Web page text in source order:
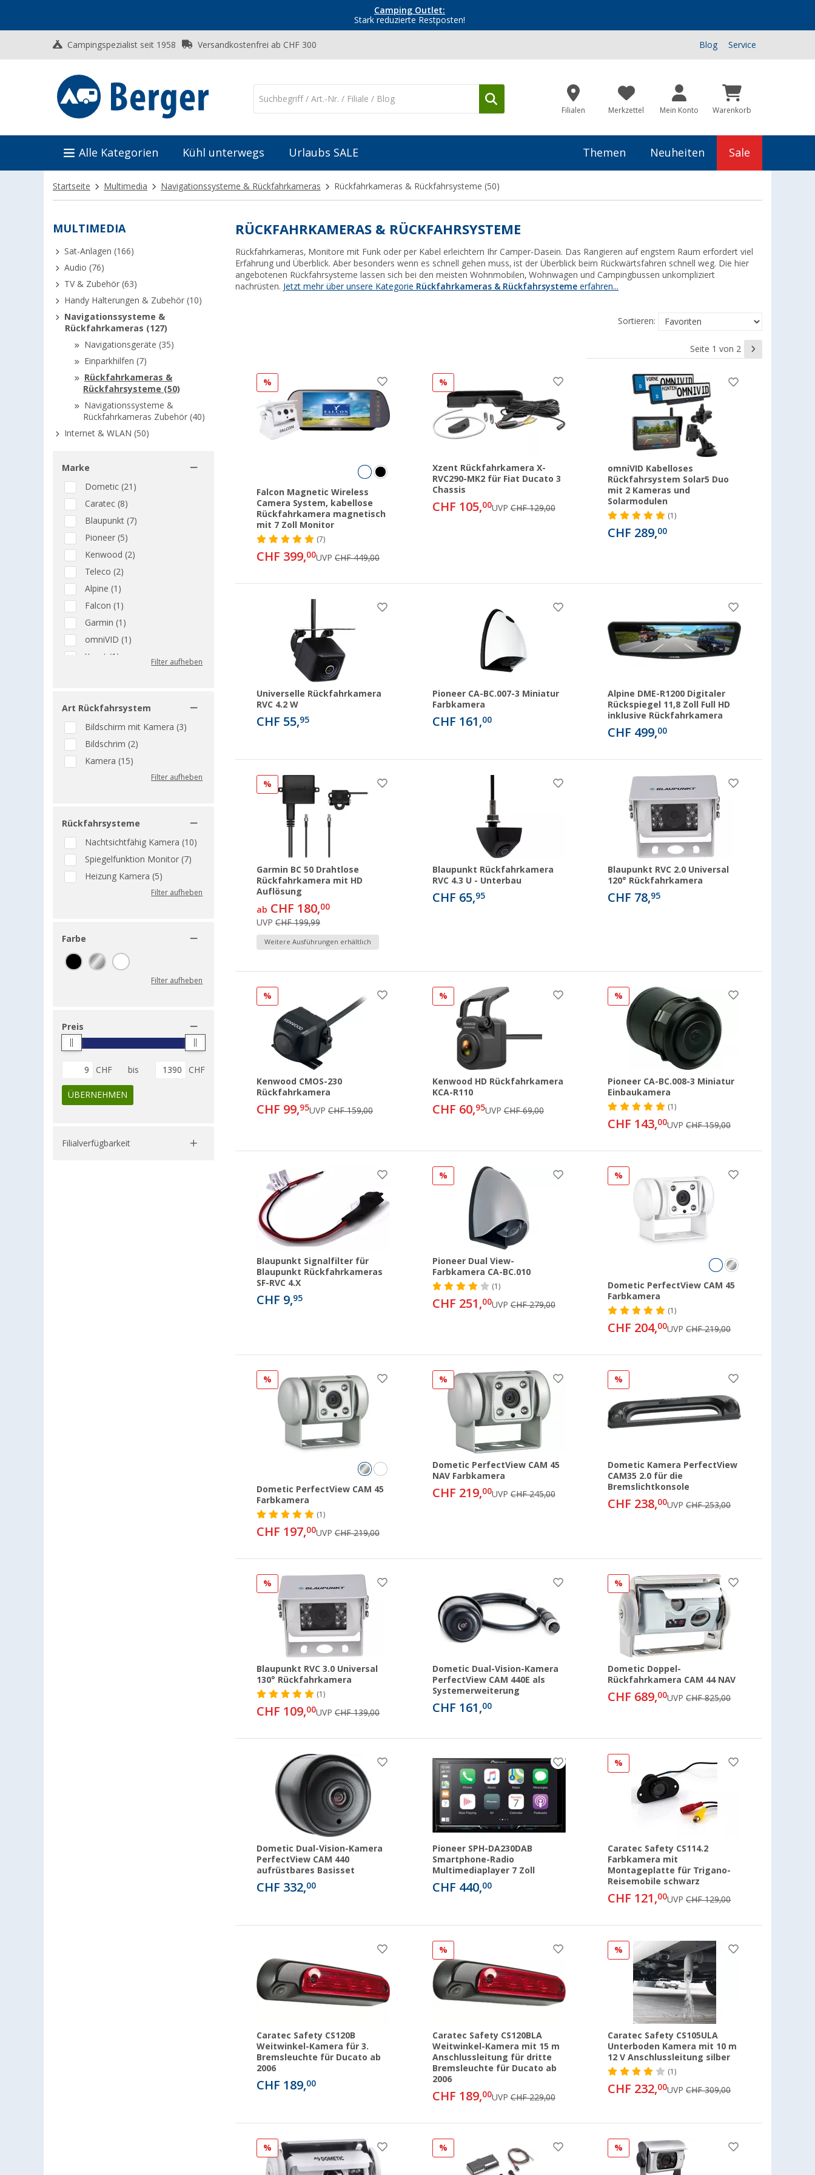
Camping Outlet:
Stark reduzierte Restposten!
Campingspezialist seit 1958 Versandkostenfrei ab CHF 300 Blog Service
Filialen Merkzettel Mein Konto Warenkorb
Alle Kategorien Kühl unterwegs Urlaubs SALE Themen Neuheiten Sale
Startseite Multimedia Navigationssysteme & Rückfahrkameras Rückfahrkameras & Rückfahrsysteme (50)
MULTIMEDIA
Sat-Anlagen (166)
Audio (76)
TV & Zubehör (63)
Handy Halterungen & Zubehör (10)
Navigationssysteme &
Rückfahrkameras (127)
Navigationsgeräte (35)
Einparkhilfen (7)
Rückfahrkameras &
Rückfahrsysteme (50)
Navigationssysteme &
Rückfahrkameras Zubehör (40)
Internet & WLAN (50)
Marke
Dometic (21)
Caratec (8)
Blaupunkt (7)
Pioneer (5)
Kenwood (2)
Teleco (2)
Alpine (1)
Falcon (1)
Garmin (1)
omniVID (1)
Xzent (1)
Filter aufheben
Art Rückfahrsystem
Bildschirm mit Kamera (3)
Bildschrim (2)
Kamera (15)
Filter aufheben
Rückfahrsysteme
Nachtsichtfähig Kamera (10)
Spiegelfunktion Monitor (7)
Heizung Kamera (5)
Filter aufheben
Farbe
Filter aufheben
Preis
CHF bis CHF
ÜBERNEHMEN
Filialverfügbarkeit
RÜCKFAHRKAMERAS & RÜCKFAHRSYSTEME
Rückfahrkameras, Monitore mit Funk oder per Kabel erleichtern Ihr Camper-Dasein. Das Rangieren auf engstem Raum erfordert viel
Erfahrung und Überblick. Aber besonders wenn es schnell gehen muss, ist der Überblick beim Rückwärtsfahren schnell weg. Die hier
angebotenen Rückfahrsysteme lassen sich bei den meisten Wohnmobilen, Wohnwagen und Campingbussen unkompliziert
nachrüsten. Jetzt mehr über unsere Kategorie Rückfahrkameras & Rückfahrsysteme erfahren...
Sortieren:
Seite 1 von 2
%
Falcon Magnetic Wireless
Camera System, kabellose
Rückfahrkamera magnetisch
mit 7 Zoll Monitor
(7)
CHF 399,00UVPCHF 449,00
%
Xzent Rückfahrkamera X-
RVC290-MK2 für Fiat Ducato 3
Chassis
CHF 105,00UVPCHF 129,00
omniVID Kabelloses
Rückfahrsystem Solar5 Duo
mit 2 Kameras und
Solarmodulen
(1)
CHF 289,00
Universelle Rückfahrkamera
RVC 4.2 W
CHF 55,95
Pioneer CA-BC.007-3 Miniatur
Farbkamera
CHF 161,00
Alpine DME-R1200 Digitaler
Rückspiegel 11,8 Zoll Full HD
inklusive Rückfahrkamera
CHF 499,00
%
Garmin BC 50 Drahtlose
Rückfahrkamera mit HD
Auflösung
ab CHF 180,00
UVPCHF 199,99
Weitere Ausführungen erhältlich
Blaupunkt Rückfahrkamera
RVC 4.3 U - Unterbau
CHF 65,95
Blaupunkt RVC 2.0 Universal
120° Rückfahrkamera
CHF 78,95
%
Kenwood CMOS-230
Rückfahrkamera
CHF 99,95UVPCHF 159,00
%
Kenwood HD Rückfahrkamera
KCA-R110
CHF 60,95UVPCHF 69,00
%
Pioneer CA-BC.008-3 Miniatur
Einbaukamera
(1)
CHF 143,00UVPCHF 159,00
Blaupunkt Signalfilter für
Blaupunkt Rückfahrkameras
SF-RVC 4.X
CHF 9,95
%
Pioneer Dual View-
Farbkamera CA-BC.010
(1)
CHF 251,00UVPCHF 279,00
%
Dometic PerfectView CAM 45
Farbkamera
(1)
CHF 204,00UVPCHF 219,00
%
Dometic PerfectView CAM 45
Farbkamera
(1)
CHF 197,00UVPCHF 219,00
%
Dometic PerfectView CAM 45
NAV Farbkamera
CHF 219,00UVPCHF 245,00
%
Dometic Kamera PerfectView
CAM35 2.0 für die
Bremslichtkonsole
CHF 238,00UVPCHF 253,00
%
Blaupunkt RVC 3.0 Universal
130° Rückfahrkamera
(1)
CHF 109,00UVPCHF 139,00
Dometic Dual-Vision-Kamera
PerfectView CAM 440E als
Systemerweiterung
CHF 161,00
%
Dometic Doppel-
Rückfahrkamera CAM 44 NAV
CHF 689,00UVPCHF 825,00
Dometic Dual-Vision-Kamera
PerfectView CAM 440
aufrüstbares Basisset
CHF 332,00
Pioneer SPH-DA230DAB
Smartphone-Radio
Multimediaplayer 7 Zoll
CHF 440,00
%
Caratec Safety CS114.2
Farbkamera mit
Montageplatte für Trigano-
Reisemobile schwarz
CHF 121,00UVPCHF 129,00
Caratec Safety CS120B
Weitwinkel-Kamera für 3.
Bremsleuchte für Ducato ab
2006
CHF 189,00
%
Caratec Safety CS120BLA
Weitwinkel-Kamera mit 15 m
Anschlussleitung für dritte
Bremsleuchte für Ducato ab
2006
CHF 189,00UVPCHF 229,00
%
Caratec Safety CS105ULA
Unterboden Kamera mit 10 m
12 V Anschlussleitung silber
(1)
CHF 232,00UVPCHF 309,00
% % %